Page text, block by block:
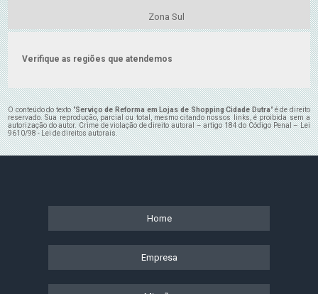
Zona Sul
Verifique as regiões que atendemos
O conteúdo do texto "Serviço de Reforma em Lojas de Shopping Cidade Dutra" é de direito
reservado. Sua reprodução, parcial ou total, mesmo citando nossos links, é proibida sem a
autorização do autor. Crime de violação de direito autoral – artigo 184 do Código Penal –Lei
9610/98 - Lei de direitos autorais.
Home
Empresa